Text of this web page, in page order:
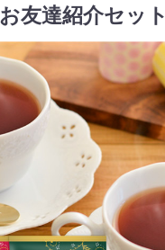
お友達紹介セット